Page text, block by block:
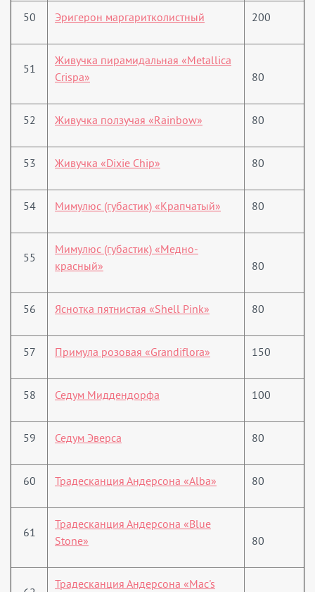
50 Эригерон маргаритколистный 200
51
Живучка пирамидальная «Metallica
Crispa»
80
52 Живучка ползучая «Rainbow» 80
53 Живучка «Dixie Chip» 80
54 Мимулюс (губастик) «Крапчатый» 80
55
Мимулюс (губастик) «Медно-
красный»
80
56 Яснотка пятнистая «Shell Pink» 80
57 Примула розовая «Grandiflora» 150
58 Седум Миддендорфа 100
59 Седум Эверса 80
60 Традесканция Андерсона «Alba» 80
61
Традесканция Андерсона «Blue
Stone»
80
Традесканция Андерсона «Mac's